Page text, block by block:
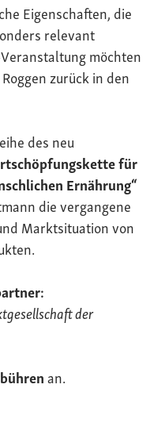
Eigenschaften, die
relevant
möchten
zurück in den
des neu
für
Ernährung“
die vergangene
Marktsituation von
der
an.